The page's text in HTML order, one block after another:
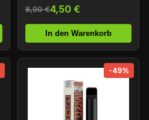
8,90 €4,50 €
In den Warenkorb
-49%